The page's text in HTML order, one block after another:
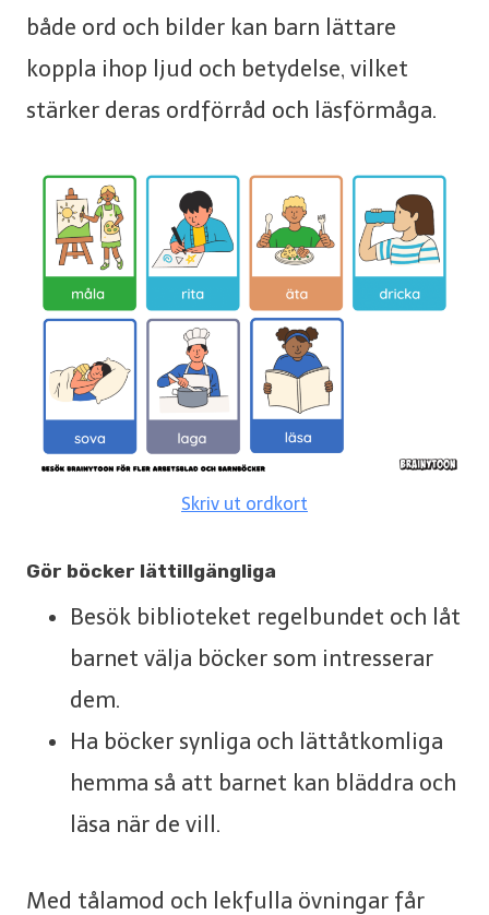
både ord och bilder kan barn lättare
koppla ihop ljud och betydelse, vilket
stärker deras ordförråd och läsförmåga.
Skriv ut ordkort
Gör böcker lättillgängliga
Besök biblioteket regelbundet och låt
barnet välja böcker som intresserar
dem.
Ha böcker synliga och lättåtkomliga
hemma så att barnet kan bläddra och
läsa när de vill.
Med tålamod och lekfulla övningar får